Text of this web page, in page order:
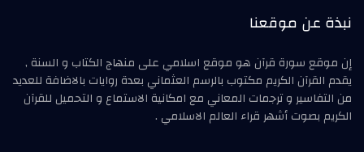
نبذة عن موقعنا
إن موقع سورة قرآن هو موقع اسلامي على منهاج الكتاب و السنة ,
يقدم القرآن الكريم مكتوب بالرسم العثماني بعدة روايات بالاضافة للعديد
من التفاسير و ترجمات المعاني مع امكانية الاستماع و التحميل للقرآن
الكريم بصوت أشهر قراء العالم الاسلامي .